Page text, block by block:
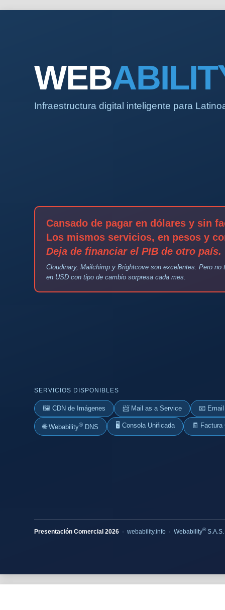
WEB
Infraestructura digital inteligente para
Cansado de pagar en dólares y sin
Los mismos servicios, en pesos y
Deja de financiar el PIB de otro país.
Cloudinary, Mailchimp y Brightcove son excelentes. Pero
en USD con tipo de cambio sorpresa cada mes.
SERVICIOS DISPONIBLES
🖼 CDN de Imágenes 📨 Mail as a Service 📧
🌐 Webability® DNS 🖥 Consola Unificada 🧾 Factura
Presentación Comercial 2026 · webability.info · Webability®S.A.S.